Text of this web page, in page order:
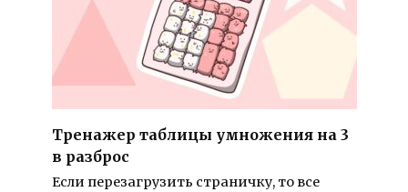
Тренажер таблицы умножения на 3
в разброс
Если перезагрузить страничку, то все